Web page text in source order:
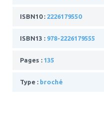
ISBN10 : 2226179550
ISBN13 : 978-2226179555
Pages : 135
Type : broché